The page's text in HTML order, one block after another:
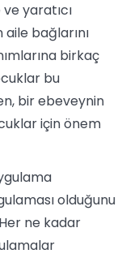
yaratıcı
bağlarını
birkaç
bu
bir ebeveynin
için önem
olduğunu
ne kadar